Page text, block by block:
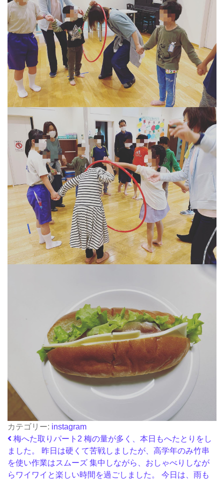
カテゴリー: instagram
投稿ナビゲーション
梅へた取りパート2 梅の量が多く、本日もへたとりをし
ました。 昨日は硬くて苦戦しましたが、高学年のみ竹串
を使い作業はスムーズ 集中しながら、おしゃべりしなが
らワイワイと楽しい時間を過ごしました。 今日は、雨も